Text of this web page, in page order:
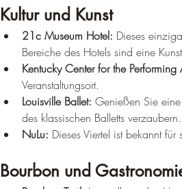
Kultur und Kunst
21c Museum Hotel: Dieses
Bereiche des Hotels sind eine
Kentucky Center for the Performing
Veranstaltungsort.
Louisville Ballet: Genießen Sie
des klassischen Balletts verzaubern.
NuLu: Dieses Viertel ist bekannt
Bourbon und